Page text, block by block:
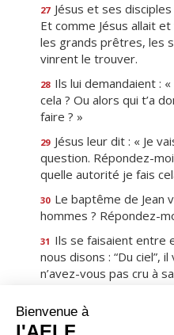
27 Jésus et ses
Et comme Jésus allait
les grands prêtres, les
vinrent le trouver.
28 Ils lui demandaient :
cela ? Ou alors qui t’a
faire ? »
29 Jésus leur dit : « Je
question. Répondez-
quelle autorité je fais
30 Le baptême de Jean
hommes ? Répondez-
31 Ils se faisaient entre
nous disons : “Du ciel”,
n’avez-vous pas cru à
avaient peur de la foule,
estimait que Jean était